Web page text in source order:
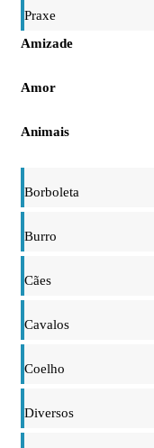
Praxe
Amizade
Amor
Animais
Borboleta
Burro
Cães
Cavalos
Coelho
Diversos